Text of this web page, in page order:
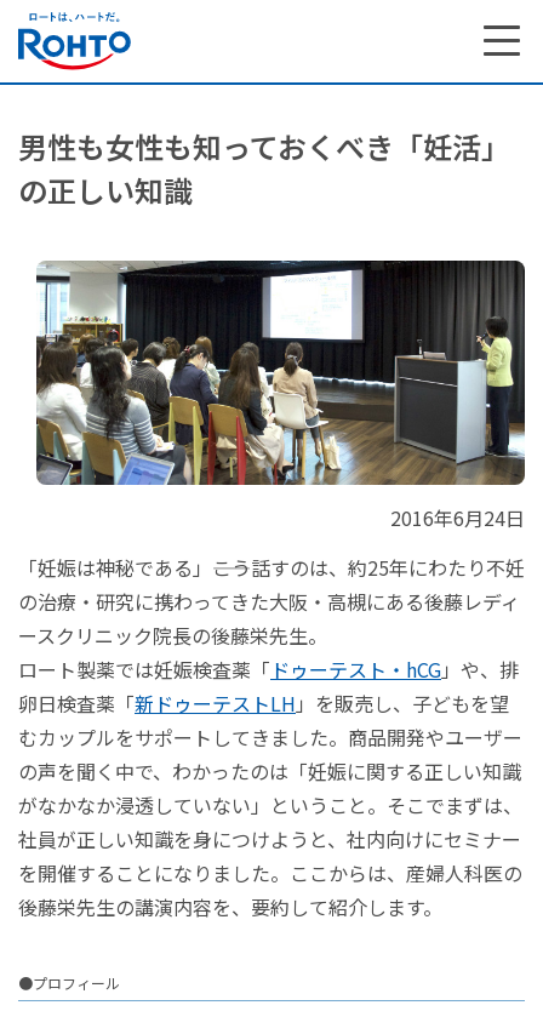
男性も女性も知っておくべき「妊活」
の正しい知識
2016年6月24日
「妊娠は神秘である」――こう話すのは、約25年にわたり不妊
の治療・研究に携わってきた大阪・高槻にある後藤レディ
ースクリニック院長の後藤栄先生。
ロート製薬では妊娠検査薬「 ドゥーテスト・hCG」や、排
卵日検査薬「新ドゥーテストLH 」を販売し、子どもを望
むカップルをサポートしてきました。商品開発やユーザー
の声を聞く中で、わかったのは「妊娠に関する正しい知識
がなかなか浸透していない」ということ。そこでまずは、
社員が正しい知識を身につけようと、社内向けにセミナー
を開催することになりました。ここからは、産婦人科医の
後藤栄先生の講演内容を、要約して紹介します。
●プロフィール